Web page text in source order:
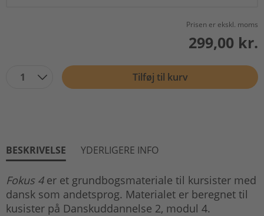
Prisen er ekskl. moms
299,00 kr.
1 Tilføj til kurv
BESKRIVELSE YDERLIGERE INFO
Fokus 4er et grundbogsmateriale til kursister med
dansk som andetsprog. Materialet er beregnet til
kusister på Danskuddannelse 2, modul 4.